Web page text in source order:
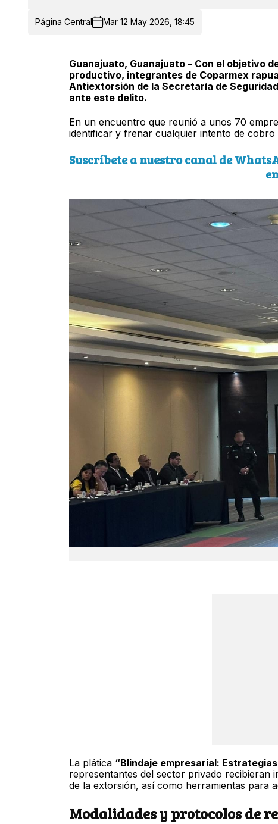
Página Central Mar 12 May 2026, 18:45
Guanajuato, Guanajuato – Con el objetivo
productivo, integrantes de Coparmex
Antiextorsión de la Secretaría de
ante este delito.
En un encuentro que reunió a unos 70
identificar y frenar cualquier intento de
Suscríbete a nuestro canal de
La plática “Blindaje empresarial:
representantes del sector privado recibieran
de la extorsión, así como herramientas para
Modalidades y protocolos de